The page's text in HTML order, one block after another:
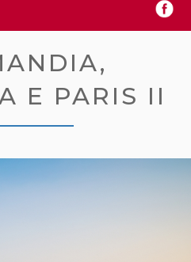
E PARIS II